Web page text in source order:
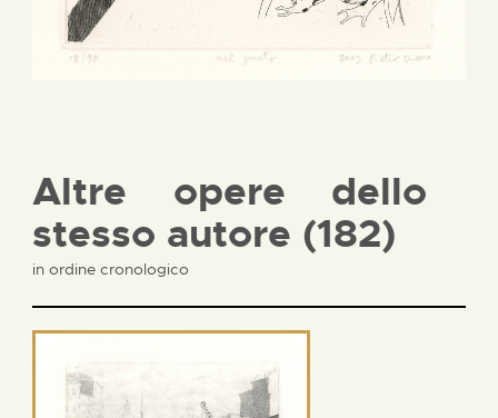
Altre opere dello
stesso autore (182)
in ordine cronologico